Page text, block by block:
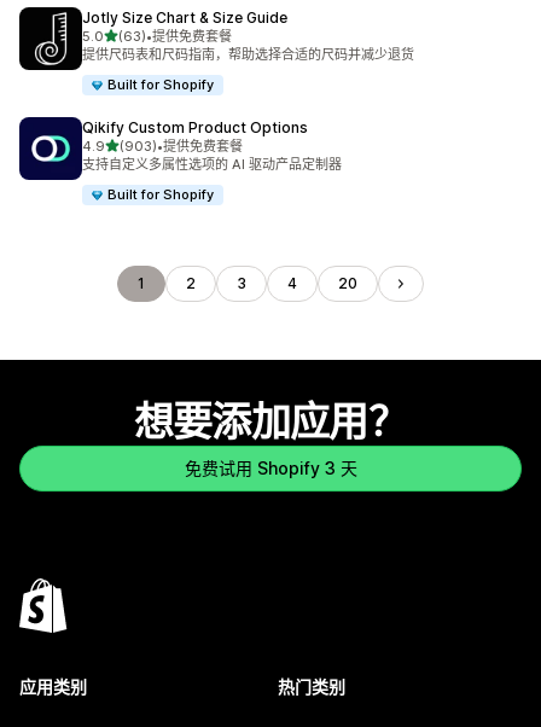
Jotly Size Chart & Size Guide
5.0星（满分 5 星）
(63)
总共 63 条评论
•提供免费套餐
提供尺码表和尺码指南，帮助选择合适的尺码并减少退货
Built for Shopify
Qikify Custom Product Options
4.9星（满分 5 星）
(903)
总共 903 条评论
•提供免费套餐
支持自定义多属性选项的 AI 驱动产品定制器
Built for Shopify
1 2 3 4 20
想要添加应用？
免费试用 Shopify 3 天
应用类别 热门类别